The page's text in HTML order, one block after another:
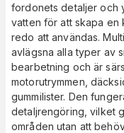
fordonets detaljer och
vatten för att skapa en
redo att användas.
avlägsna alla typer av
bearbetning och är
motorutrymmen,
gummilister. Den
detaljrengöring, vilket
områden utan att